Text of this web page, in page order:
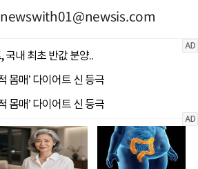
newswith01@newsis.com